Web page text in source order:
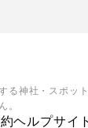
る神社・スポッ
。
ヘルプサイ